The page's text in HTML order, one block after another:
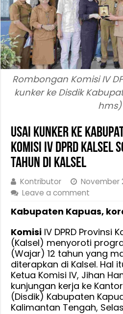
Rombongan Komisi IV
kunker ke Disdik
hms)
Usai Kunker ke
Komisi IV DPRD
Tahun di Kalsel
Kontributor November
Leave a comment
Kabupaten Kapuas,
Komisi IV DPRD Provinsi
(Kalsel) menyoroti
(Wajar) 12 tahun yang
diterapkan di Kalsel. Hal
Ketua Komisi IV, Jihan
kunjungan kerja ke
(Disdik) Kabupaten
Kalimantan Tengah,